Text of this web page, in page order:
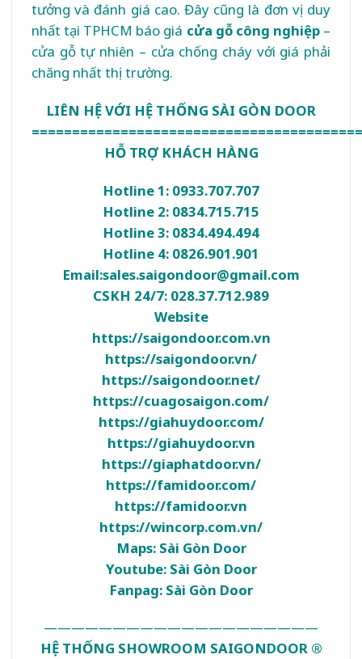
tưởng và đánh giá cao. Đây cũng là đơn vị duy
nhất tại TPHCM báo giá cửa gỗ công nghiệp–
cửa gỗ tự nhiên – cửa chống cháyvới giá phải
chăng nhất thị trường.
LIÊN HỆ VỚI HỆ THỐNG SÀI GÒN DOOR
HỖ TRỢ KHÁCH HÀNG
Hotline 1: 0933.707.707
Hotline 2: 0834.715.715
Hotline 3: 0834.494.494
Hotline 4: 0826.901.901
Email:sales.saigondoor@gmail.com
CSKH 24/7: 028.37.712.989
Website
https://saigondoor.com.vn
https://saigondoor.vn/
https://saigondoor.net/
https://cuagosaigon.com/
https://giahuydoor.com/
https://giahuydoor.vn
https://giaphatdoor.vn/
https://famidoor.com/
https://famidoor.vn
https://wincorp.com.vn/
Maps: Sài Gòn Door
Youtube: Sài Gòn Door
Fanpag: Sài Gòn Door
————————————————————
HỆ THỐNG SHOWROOM SAIGONDOOR ®